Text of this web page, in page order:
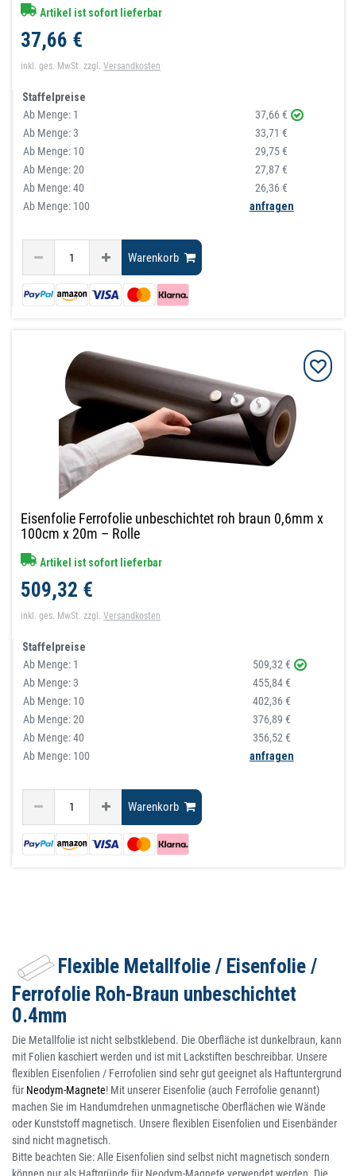
Artikel ist sofort lieferbar
37,66 €
inkl. ges. MwSt. zzgl.Versandkosten
Staffelpreise
Ab Menge: 1
37,66 €
Ab Menge:3
33,71 €
Ab Menge: 10
29,75 €
Ab Menge:20
27,87 €
Ab Menge:40
26,36 €
Ab Menge: 100
anfragen
Warenkorb
Eisenfolie Ferrofolie unbeschichtet roh braun 0,6mm x
100cm x 20m – Rolle
Artikel ist sofort lieferbar
509,32 €
inkl. ges. MwSt. zzgl.Versandkosten
Staffelpreise
Ab Menge: 1
509,32 €
Ab Menge:3
455,84 €
Ab Menge: 10
402,36 €
Ab Menge:20
376,89 €
Ab Menge:40
356,52 €
Ab Menge: 100
anfragen
Warenkorb
Flexible Metallfolie / Eisenfolie /
Ferrofolie Roh-Braun unbeschichtet
0.4mm
Die Metallfolie ist nicht selbstklebend. Die Oberfläche ist dunkelbraun, kann
mit Folien kaschiert werden und ist mit Lackstiften beschreibbar. Unsere
flexiblen Eisenfolien / Ferrofolien sind sehr gut geeignet als Haftuntergrund
für Neodym-Magnete! Mit unserer Eisenfolie (auch Ferrofolie genannt)
machen Sie im Handumdrehen unmagnetische Oberflächen wie Wände
oder Kunststoff magnetisch. Unsere flexiblen Eisenfolien und Eisenbänder
sind nicht magnetisch.
Bitte beachten Sie: Alle Eisenfolien sind selbst nicht magnetisch sondern